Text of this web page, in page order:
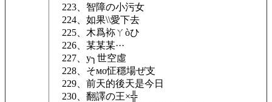
223、智障の小污女
224、如果\\愛下去
225、木爲袮ㄚòひ
226、某某某···
227、y╮世空虛
228、そмο怔穩場ぜ支
229、前天的後天是今日
230、翻譯の王×╬